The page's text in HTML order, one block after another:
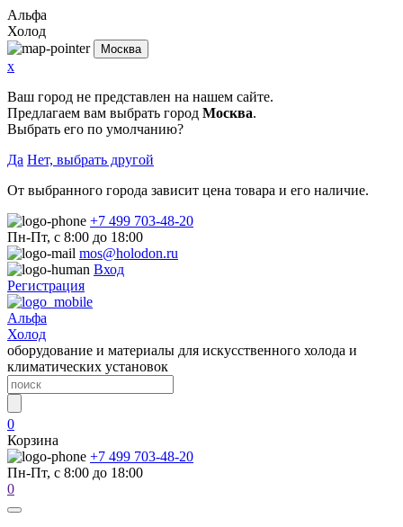
Альфа
Холод
Москва
x
Ваш город не представлен на нашем сайте.
Предлагаем вам выбрать город Москва.
Выбрать его по умолчанию?
Да Нет, выбрать другой
От выбранного города зависит цена товара и его наличие.
+7 499 703-48-20
Пн-Пт, с 8:00 до 18:00
mos@holodon.ru
Вход
Регистрация
Альфа
Холод
оборудование и материалы для искусственного холода и
климатических установок
0
Корзина
+7 499 703-48-20
Пн-Пт, с 8:00 до 18:00
0